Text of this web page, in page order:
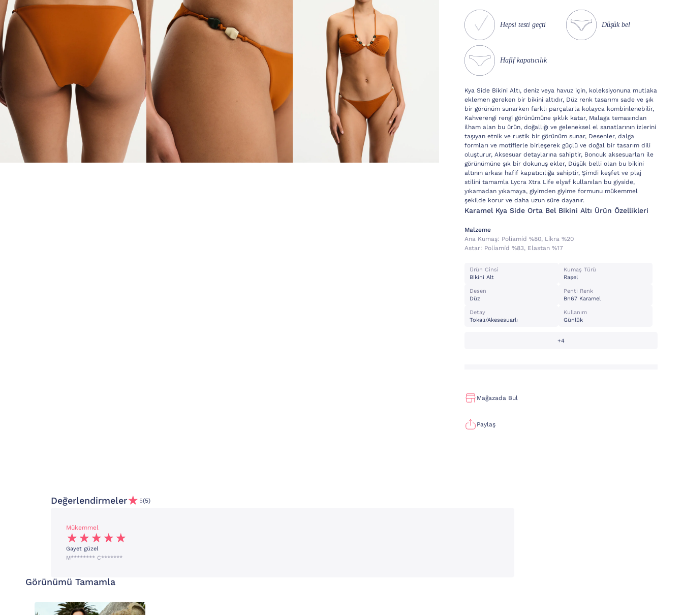
Hepsi testi geçti Düşük bel
Hafif kapatıcılık
Kya Side Bikini Altı, deniz veya havuz için, koleksiyonuna mutlaka
eklemen gereken bir bikini altıdır, Düz renk tasarımı sade ve şık
bir görünüm sunarken farklı parçalarla kolayca kombinlenebilir,
Kahverengi rengi görünümüne şıklık katar, Malaga temasından
ilham alan bu ürün, doğallığı ve geleneksel el sanatlarının izlerini
taşıyan etnik ve rustik bir görünüm sunar, Desenler, dalga
formları ve motiflerle birleşerek güçlü ve doğal bir tasarım dili
oluşturur, Aksesuar detaylarına sahiptir, Boncuk aksesuarları ile
görünümüne şık bir dokunuş ekler, Düşük belli olan bu bikini
altının arkası hafif kapatıcılığa sahiptir, Şimdi keşfet ve plaj
stilini tamamla Lycra Xtra Life elyaf kullanılan bu giyside,
yıkamadan yıkamaya, giyimden giyime formunu mükemmel
şekilde korur ve daha uzun süre dayanır.
Karamel Kya Side Orta Bel Bikini Altı Ürün Özellikleri
Malzeme
Ana Kumaş: Poli̇ami̇d %80, Li̇kra %20
Astar: Poli̇ami̇d %83, Elastan %17
Ürün Cinsi
Bikini Alt
Kumaş Türü
Raşel
Desen
Düz
Penti Renk
Bn67 Karamel
Detay
Tokalı/akesesuarlı
Kullanım
Günlük
+4
Mağazada Bul
Paylaş
Değerlendirmeler 5(5)
Mükemmel
Gayet güzel
M******** C*******
Görünümü Tamamla